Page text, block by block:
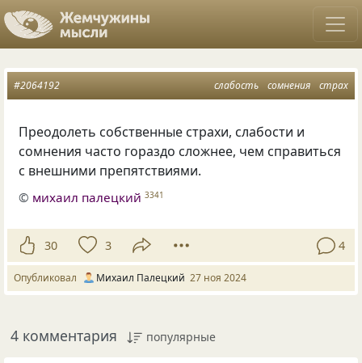
слабость сомнения страх
#2064192
Преодолеть собственные страхи, слабости и
сомнения часто гораздо сложнее, чем справиться
с внешними препятствиями.
© михаил палецкий 3341
30 3 4
Опубликовал Михаил Палецкий 27 ноя 2024
4 комментария популярные